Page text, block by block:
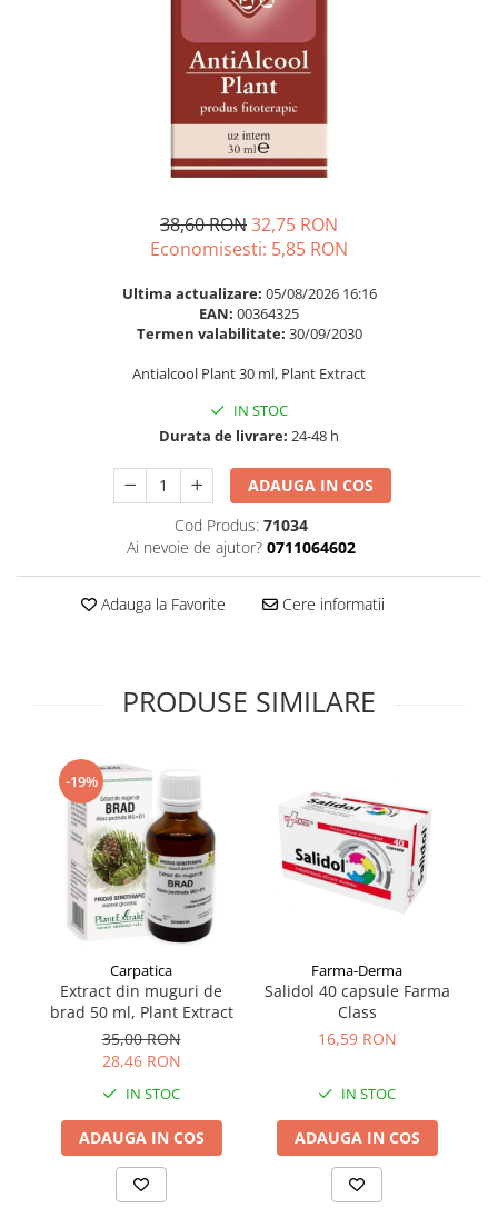
Slabire si control greutate
Supliment Complexe
Supliment Vitamina B
Supliment Vitamina C
Supliment Vitamina D3
Supliment Vitamina E
Tincturi si Gemoderivate
Vitamine si minerale
Balsam masca si tratament
Produse cu SPF Pentru Fata
38,60 RON32,75 RON
Economisesti: 5,85 RON
Ultima actualizare: 05/08/2026 16:16
EAN: 00364325
Termen valabilitate: 30/09/2030
Antialcool Plant 30 ml, Plant Extract
IN STOC
Durata de livrare: 24-48 h
ADAUGA IN COS
Cod Produs: 71034
Ai nevoie de ajutor? 0711064602
Adauga la Favorite Cere informatii
PRODUSE SIMILARE
-19%
Carpatica
Extract din muguri de
brad 50 ml, Plant Extract
35,00 RON
28,46 RON
IN STOC
ADAUGA IN COS
Farma-Derma
Salidol 40 capsule Farma
Class
16,59 RON
IN STOC
ADAUGA IN COS